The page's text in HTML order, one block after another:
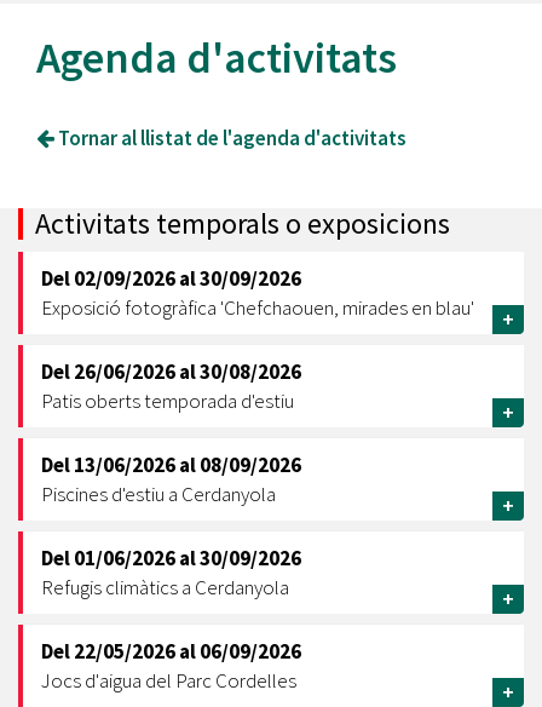
Agenda d'activitats
Tornar al llistat de l'agenda d'activitats
Activitats temporals o exposicions
Del02/09/2026al30/09/2026
Exposició fotogràfica 'Chefchaouen, mirades en blau'
+
Del26/06/2026al30/08/2026
Patis oberts temporada d'estiu
+
Del13/06/2026al08/09/2026
Piscines d'estiu a Cerdanyola
+
Del01/06/2026al30/09/2026
Refugis climàtics a Cerdanyola
+
Del22/05/2026al06/09/2026
Jocs d'aigua del Parc Cordelles
+